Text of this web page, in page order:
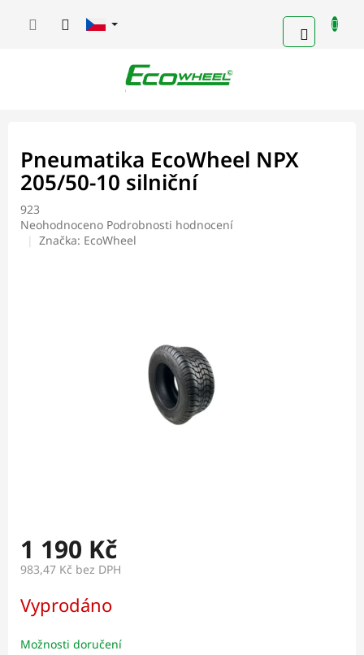
KOŠÍK
Pneumatika EcoWheel NPX
205/50-10 silniční
923
Průměrné
hodnocení
Neohodnoceno Podrobnosti hodnocení
Značka: EcoWheel
1 190 Kč
983,47 Kč bez DPH
cena:
Vyprodáno
Možnosti doručení